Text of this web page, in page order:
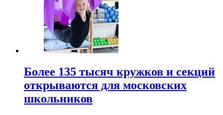
Более 135 тысяч кружков и секций
открываются для московских
школьников